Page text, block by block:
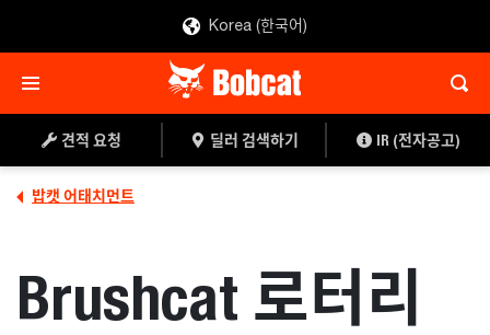
Korea (한국어)
견적 요청 딜러 검색하기 IR (전자공고)
밥캣 어태치먼트
Brushcat 로터리